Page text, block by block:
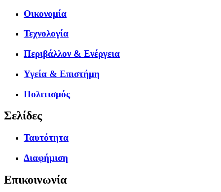
Οικονομία
Τεχνολογία
Περιβάλλον & Ενέργεια
Υγεία & Επιστήμη
Πολιτισμός
Σελίδες
Ταυτότητα
Διαφήμιση
Επικοινωνία